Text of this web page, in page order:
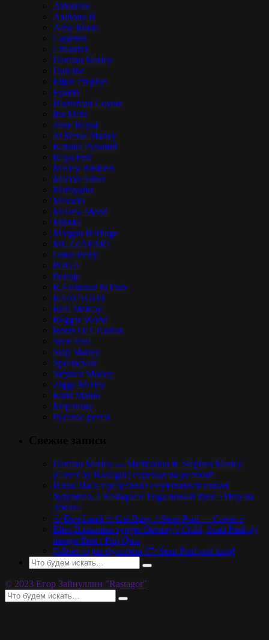
Alborosie
Anthony B
Arise Roots
Capleton
Chronixx
Damian Marley
Dub Inc
Elijah Prophet
Fyakin
Hornsman Coyote
Iba Mahr
Jesse Royal
Jo Mersa Marley
Kabaka Pyramid
Kaya Fest
Marley Brothers
Marlon Asher
Matisyahu
Mavado
Mellow Mood
Mishka
Morgan Heritage
MUZZAFARI
Omar Perry
POGA
Protoje
R.Esistence in Dub
RASTAGOR
Real McKoy
Reggae World
Roots Of Creation
Sean Paul
Skip Marley
Spectacular
Stephen Marley
Ziggy Marley
Коля Маню
Марлины
Русское регги
Damian Marley — Medication ft. Stephen Marley
(Cover by Rastagor) перевод на русский
Илон Маск представил неуязвимый пикап
будущего, а Rastagor и Poga новый трек «Мир на
Земле»
☩ BowLand ☩ Get Busy ♪ Sean Paul — Cover ♪
Elias Boussnina synger Destiny’s Child, Sean Paul og
mange flere / Pop Quiz
Gdzieś to już słyszałem #7: Sean Paul pod lupą!
© 2023 Егор Зайнуллин "Rastagor"